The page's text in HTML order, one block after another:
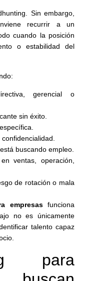
Sin embargo,
recurrir a un
cuando la posición
o estabilidad del
gerencial o
sin éxito.
buscando empleo.
ventas, operación,
de rotación o mala
empresasfunciona
no es únicamente
talento capaz
para